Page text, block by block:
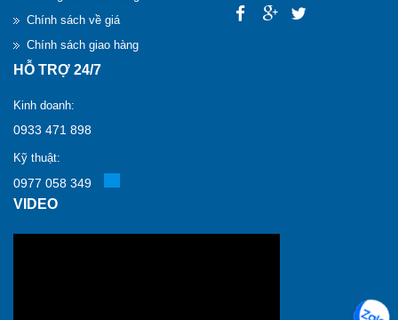
Chính sách về giá
Chính sách giao hàng
HỖ TRỢ 24/7
Kinh doanh:
0933 471 898
Kỹ thuật:
0977 058 349
VIDEO